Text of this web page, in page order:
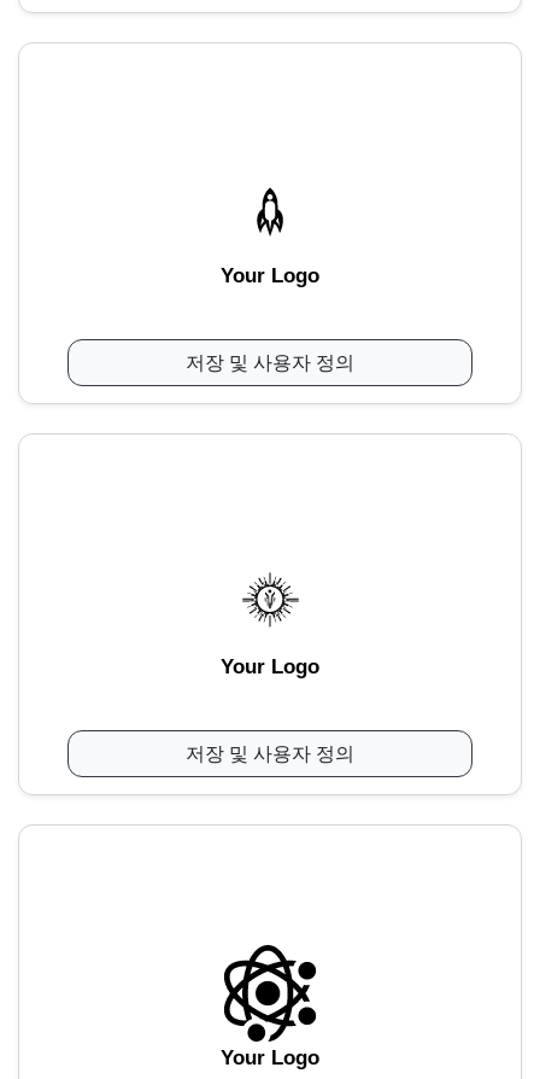
Your Logo
저장 및 사용자 정의
Your Logo
저장 및 사용자 정의
Your Logo